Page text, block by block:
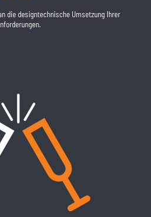
die designtechnische Umsetzung Ihrer